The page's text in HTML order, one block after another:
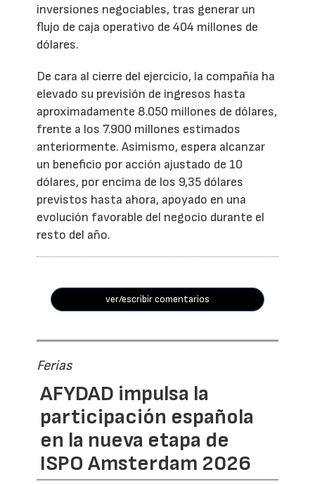
inversiones negociables, tras generar un
flujo de caja operativo de 404 millones de
dólares.
De cara al cierre del ejercicio, la compañía ha
elevado su previsión de ingresos hasta
aproximadamente 8.050 millones de dólares,
frente a los 7.900 millones estimados
anteriormente. Asimismo, espera alcanzar
un beneficio por acción ajustado de 10
dólares, por encima de los 9,35 dólares
previstos hasta ahora, apoyado en una
evolución favorable del negocio durante el
resto del año.
ver/escribir comentarios
Ferias
AFYDAD impulsa la
participación española
en la nueva etapa de
ISPO Amsterdam 2026